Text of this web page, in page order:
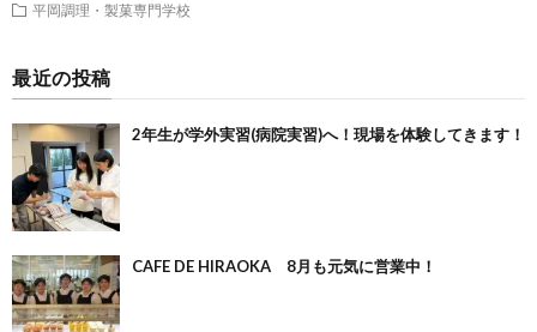
平岡調理・製菓専門学校
最近の投稿
2年生が学外実習(病院実習)へ！現場を体験してきます！
CAFE DE HIRAOKA 8月も元気に営業中！